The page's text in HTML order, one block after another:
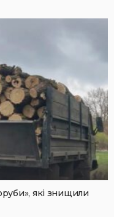
які знищили